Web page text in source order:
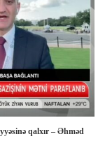
qalxır – Əhməd